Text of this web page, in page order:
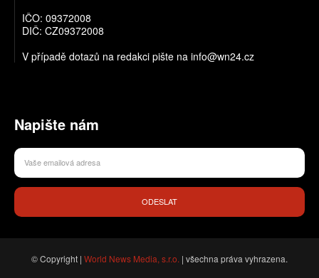
IČO: 09372008
DIČ: CZ09372008
V případě dotazů na redakci pište na info@wn24.cz
Napište nám
ODESLAT
© Copyright | World News Media, s.r.o. | všechna práva vyhrazena.